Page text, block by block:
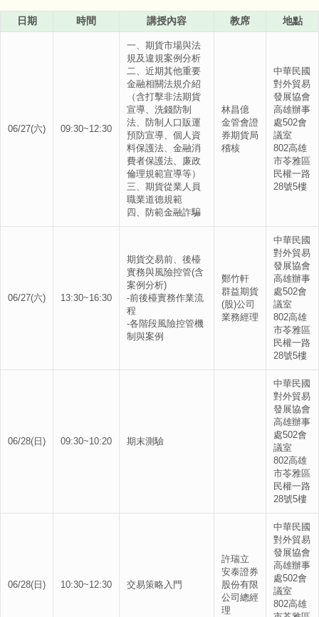
日期 時間 講授內容 教席 地點
06/27(六) 09:30~12:30
一、期貨市場與法
規及違規案例分析
二、近期其他重要
金融相關法規介紹
（含打擊非法期貨
宣導、洗錢防制
法、防制人口販運
預防宣導、個人資
料保護法、金融消
費者保護法、廉政
倫理規範宣導等）
三、期貨從業人員
職業道德規範
四、防範金融詐騙
林昌億
金管會證
券期貨局
稽核
中華民國
對外貿易
發展協會
高雄辦事
處502會
議室
802高雄
市苓雅區
民權一路
28號5樓
06/27(六) 13:30~16:30
期貨交易前、後檯
實務與風險控管(含
案例分析)
-前後檯實務作業流
程
-各階段風險控管機
制與案例
鄭竹軒
群益期貨
(股)公司
業務經理
中華民國
對外貿易
發展協會
高雄辦事
處502會
議室
802高雄
市苓雅區
民權一路
28號5樓
06/28(日) 09:30~10:20 期末測驗
中華民國
對外貿易
發展協會
高雄辦事
處502會
議室
802高雄
市苓雅區
民權一路
28號5樓
06/28(日) 10:30~12:30 交易策略入門
許瑞立
安泰證券
股份有限
公司總經
理
中華民國
對外貿易
發展協會
高雄辦事
處502會
議室
802高雄